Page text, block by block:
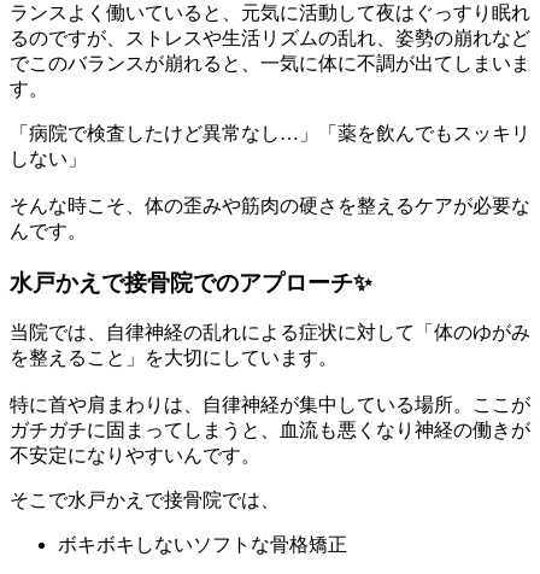
ランスよく働いていると、元気に活動して夜はぐっすり眠れ
るのですが、ストレスや生活リズムの乱れ、姿勢の崩れなど
でこのバランスが崩れると、一気に体に不調が出てしまいま
す。
「病院で検査したけど異常なし…」「薬を飲んでもスッキリ
しない」
そんな時こそ、体の歪みや筋肉の硬さを整えるケアが必要な
んです。
水戸かえで接骨院でのアプローチ✨
当院では、自律神経の乱れによる症状に対して「体のゆがみ
を整えること」を大切にしています。
特に首や肩まわりは、自律神経が集中している場所。ここが
ガチガチに固まってしまうと、血流も悪くなり神経の働きが
不安定になりやすいんです。
そこで水戸かえで接骨院では、
ボキボキしないソフトな骨格矯正